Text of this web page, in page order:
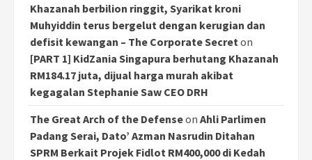
Khazanah berbilion ringgit, Syarikat kroni
Muhyiddin terus bergelut dengan kerugian dan
defisit kewangan – The Corporate Secret on
[PART 1] KidZania Singapura berhutang Khazanah
RM184.17 juta, dijual harga murah akibat
kegagalan Stephanie Saw CEO DRH
The Great Arch of the Defenseon Ahli Parlimen
Padang Serai, Dato’ Azman Nasrudin Ditahan
SPRM Berkait Projek Fidlot RM400,000 di Kedah